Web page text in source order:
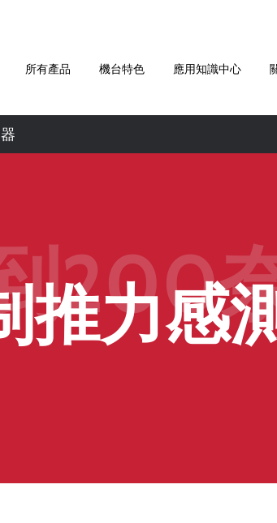
所有產品 機台特色 應用知識中心
推力感
200